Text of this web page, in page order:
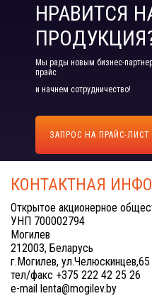
НРАВИТСЯ
Мы рады новым бизнес-
прайс
и начнем сотрудничество!
ЗАПРОС НА ПРАЙС-ЛИСТ
КОНТАКТНАЯ
Открытое акционерное
УНП 700002794
Могилев
212003, Беларусь
г.Могилев, ул.Челюскинцев,65
тел/факс +375 222 42 25 26
e-mail lenta@mogilev.by